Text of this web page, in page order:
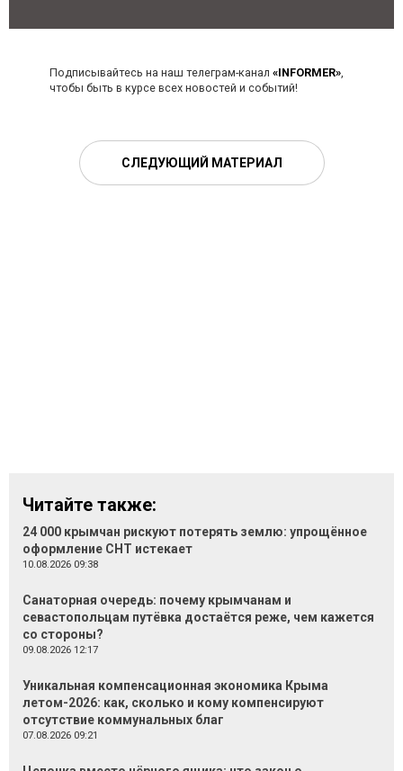
Подписывайтесь на наш телеграм-канал «INFORMER»,
чтобы быть в курсе всех новостей и событий!
СЛЕДУЮЩИЙ МАТЕРИАЛ
Читайте также:
24 000 крымчан рискуют потерять землю: упрощённое
оформление СНТ истекает
10.08.2026 09:38
Санаторная очередь: почему крымчанам и
севастопольцам путёвка достаётся реже, чем кажется
со стороны?
09.08.2026 12:17
Уникальная компенсационная экономика Крыма
летом-2026: как, сколько и кому компенсируют
отсутствие коммунальных благ
07.08.2026 09:21